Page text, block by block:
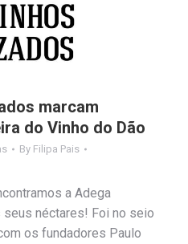
marcam
do Vinho do Dão
By Filipa Pais
a Adega
néctares! Foi no seio
os fundadores Paulo